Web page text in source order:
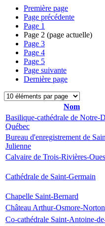
Première page
Page précédente
Page 1
Page 2 (page actuelle)
Page 3
Page 4
Page 5
Page suivante
Dernière page
Nom
Basilique-cathédrale de Notre-
Québec
Bureau d'enregistrement de
Julienne
Calvaire de Trois-Rivières-
Cathédrale de Saint-Germain
Chapelle Saint-Bernard
Château Arthur-Osmore-Norton
Co-cathédrale Saint-Antoine-